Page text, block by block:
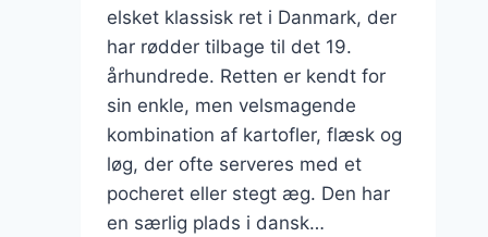
elsket klassisk ret i Danmark, der
har rødder tilbage til det 19.
århundrede. Retten er kendt for
sin enkle, men velsmagende
kombination af kartofler, flæsk og
løg, der ofte serveres med et
pocheret eller stegt æg. Den har
en særlig plads i dansk…